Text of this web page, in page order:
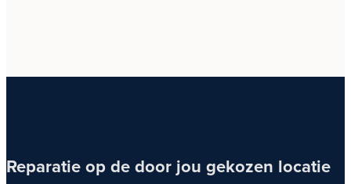
Reparatie op de door jou gekozen locatie